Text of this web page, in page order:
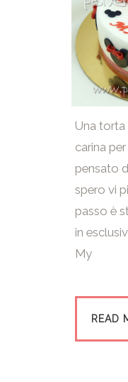
Una
carina
pensato
spero vi
passo è
in
My
READ